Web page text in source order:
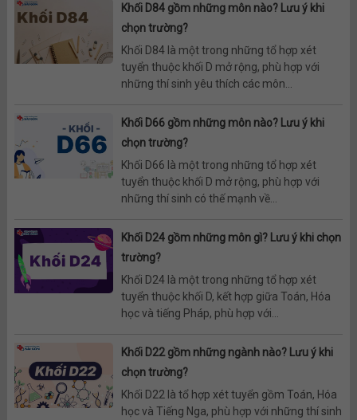
Khối D84 gồm những môn nào? Lưu ý khi
chọn trường?
Khối D84 là một trong những tổ hợp xét
tuyển thuộc khối D mở rộng, phù hợp với
những thí sinh yêu thích các môn...
Khối D66 gồm những môn nào? Lưu ý khi
chọn trường?
Khối D66 là một trong những tổ hợp xét
tuyển thuộc khối D mở rộng, phù hợp với
những thí sinh có thế mạnh về...
Khối D24 gồm những môn gì? Lưu ý khi chọn
trường?
Khối D24 là một trong những tổ hợp xét
tuyển thuộc khối D, kết hợp giữa Toán, Hóa
học và tiếng Pháp, phù hợp với...
Khối D22 gồm những ngành nào? Lưu ý khi
chọn trường?
Khối D22 là tổ hợp xét tuyển gồm Toán, Hóa
học và Tiếng Nga, phù hợp với những thí sinh